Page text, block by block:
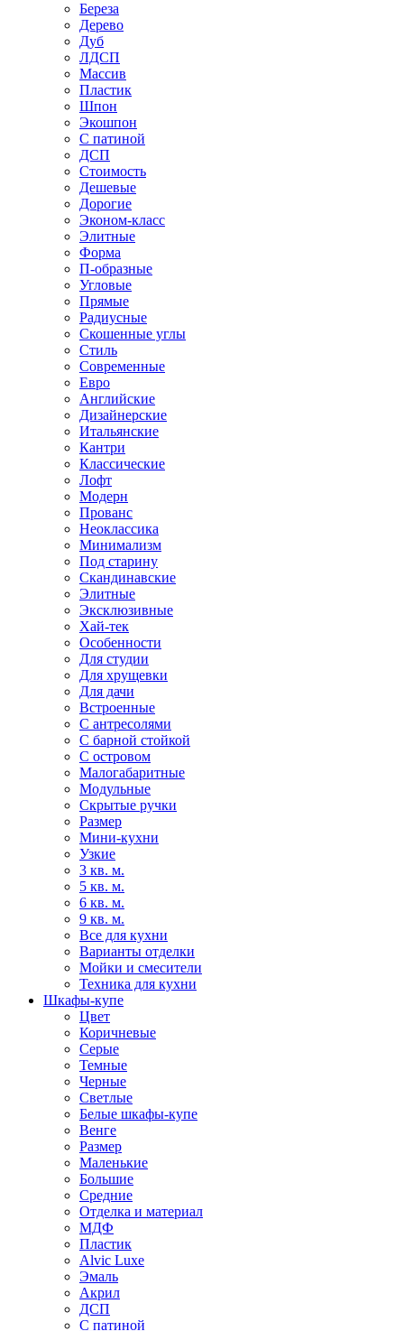
Береза
Дерево
Дуб
ЛДСП
Массив
Пластик
Шпон
Экошпон
С патиной
ДСП
Стоимость
Дешевые
Дорогие
Эконом-класс
Элитные
Форма
П-образные
Угловые
Прямые
Радиусные
Скошенные углы
Стиль
Современные
Евро
Английские
Дизайнерские
Итальянские
Кантри
Классические
Лофт
Модерн
Прованс
Неоклассика
Минимализм
Под старину
Скандинавские
Элитные
Эксклюзивные
Хай-тек
Особенности
Для студии
Для хрущевки
Для дачи
Встроенные
С антресолями
С барной стойкой
С островом
Малогабаритные
Модульные
Скрытые ручки
Размер
Мини-кухни
Узкие
3 кв. м.
5 кв. м.
6 кв. м.
9 кв. м.
Все для кухни
Варианты отделки
Мойки и смесители
Техника для кухни
Шкафы-купе
Цвет
Коричневые
Серые
Темные
Черные
Светлые
Белые шкафы-купе
Венге
Размер
Маленькие
Большие
Средние
Отделка и материал
МДФ
Пластик
Alvic Luxe
Эмаль
Акрил
ДСП
С патиной